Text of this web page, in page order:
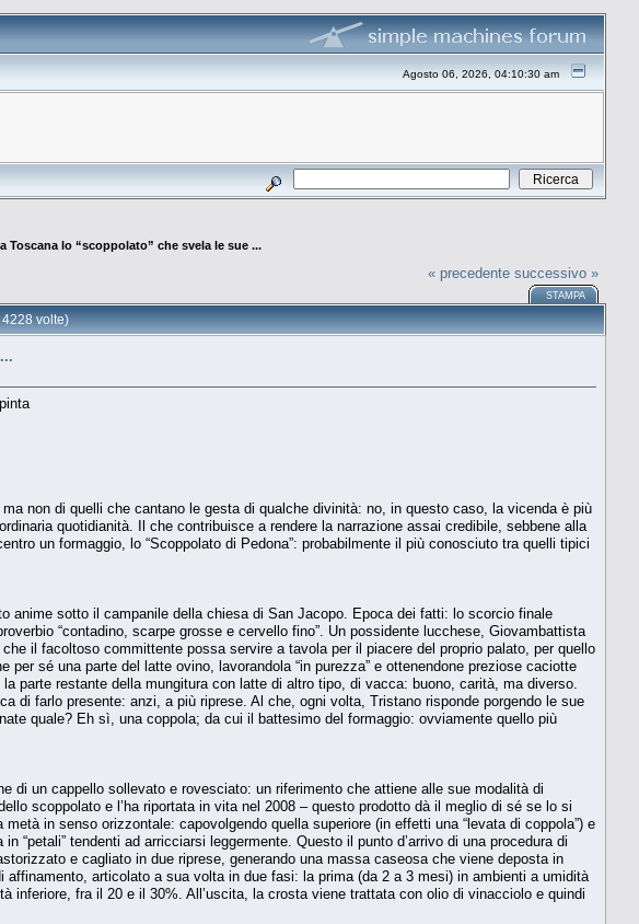
Agosto 06, 2026, 04:10:30 am
Toscana lo “scoppolato” che svela le sue ...
« precedente successivo »
STAMPA
volte)
non di quelli che cantano le gesta di qualche divinità: no, in questo caso, la vicenda è più
quotidianità. Il che contribuisce a rendere la narrazione assai credibile, sebbene alla
un formaggio, lo “Scoppolato di Pedona”: probabilmente il più conosciuto tra quelli tipici
anime sotto il campanile della chiesa di San Jacopo. Epoca dei fatti: lo scorcio finale
“contadino, scarpe grosse e cervello fino”. Un possidente lucchese, Giovambattista
il facoltoso committente possa servire a tavola per il piacere del proprio palato, per quello
sé una parte del latte ovino, lavorandola “in purezza” e ottenendone preziose caciotte
parte restante della mungitura con latte di altro tipo, di vacca: buono, carità, ma diverso.
di farlo presente: anzi, a più riprese. Al che, ogni volta, Tristano risponde porgendo le sue
quale? Eh sì, una coppola; da cui il battesimo del formaggio: ovviamente quello più
di un cappello sollevato e rovesciato: un riferimento che attiene alle sue modalità di
scoppolato e l’ha riportata in vita nel 2008 – questo prodotto dà il meglio di sé se lo si
in senso orizzontale: capovolgendo quella superiore (in effetti una “levata di coppola”) e
tendenti ad arricciarsi leggermente. Questo il punto d’arrivo di una procedura di
e cagliato in due riprese, generando una massa caseosa che viene deposta in
articolato a sua volta in due fasi: la prima (da 2 a 3 mesi) in ambienti a umidità
inferiore, fra il 20 e il 30%. All’uscita, la crosta viene trattata con olio di vinacciolo e quindi